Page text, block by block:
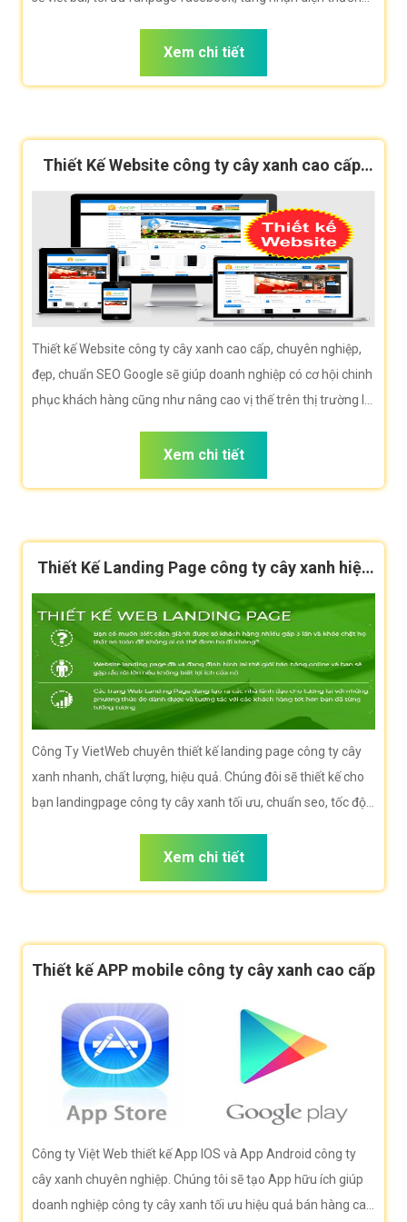
Xem chi tiết
Thiết Kế Website công ty cây xanh cao cấp,
chuẩn SEO
Thiết kế Website công ty cây xanh cao cấp, chuyên nghiệp,
đẹp, chuẩn SEO Google sẽ giúp doanh nghiệp có cơ hội chinh
phục khách hàng cũng như nâng cao vị thế trên thị trường là
Xem chi tiết
Thiết Kế Landing Page công ty cây xanh hiệu
quả
Công Ty VietWeb chuyên thiết kế landing page công ty cây
xanh nhanh, chất lượng, hiệu quả. Chúng đôi sẽ thiết kế cho
bạn landingpage công ty cây xanh tối ưu, chuẩn seo, tốc độ
Xem chi tiết
Thiết kế APP mobile công ty cây xanh cao cấp
Công ty Việt Web thiết kế App IOS và App Android công ty
cây xanh chuyên nghiệp. Chúng tôi sẽ tạo App hữu ích giúp
doanh nghiệp công ty cây xanh tối ưu hiệu quả bán hàng cao